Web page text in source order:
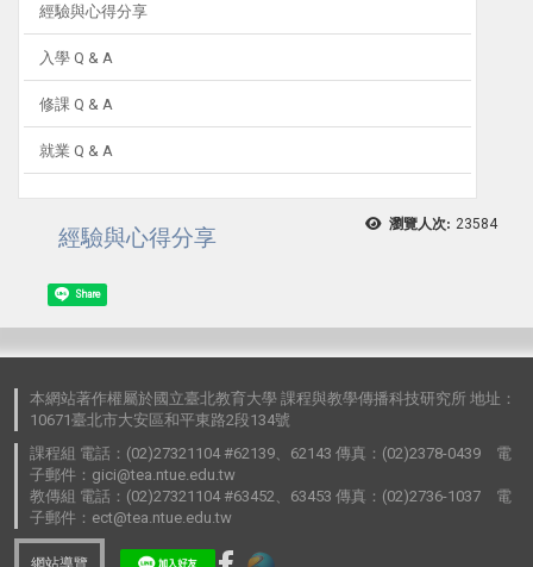
經驗與心得分享
入學 Q & A
修課 Q & A
就業 Q & A
瀏覽人次: 23584
經驗與心得分享
Share
本網站著作權屬於國立臺北教育大學 課程與教學傳播科技研究所 地址：
10671臺北市大安區和平東路2段134號
課程組 電話：(02)27321104 #62139、62143 傳真：(02)2378-0439 電
子郵件：gici@tea.ntue.edu.tw
教傳組 電話：(02)27321104 #63452、63453 傳真：(02)2736-1037 電
子郵件：ect@tea.ntue.edu.tw